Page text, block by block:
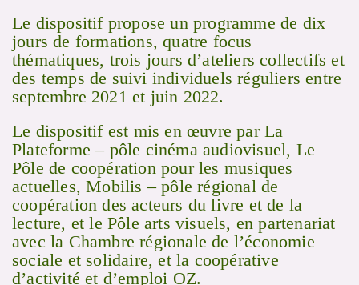
Le dispositif propose un programme de dix
jours de formations, quatre focus
thématiques, trois jours d’ateliers collectifs et
des temps de suivi individuels réguliers entre
septembre 2021 et juin 2022.
Le dispositif est mis en œuvre par La
Plateforme – pôle cinéma audiovisuel, Le
Pôle de coopération pour les musiques
actuelles, Mobilis – pôle régional de
coopération des acteurs du livre et de la
lecture, et le Pôle arts visuels, en partenariat
avec la Chambre régionale de l’économie
sociale et solidaire, et la coopérative
d’activité et d’emploi OZ.